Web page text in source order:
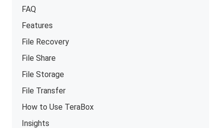
FAQ
Features
File Recovery
File Share
File Storage
File Transfer
How to Use TeraBox
Insights